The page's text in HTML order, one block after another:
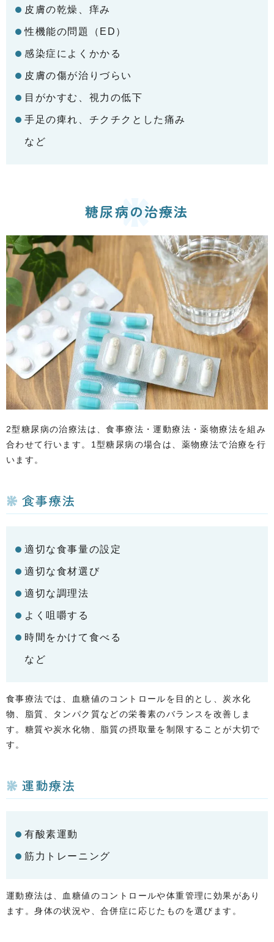
皮膚の乾燥、痒み
性機能の問題（ED）
感染症によくかかる
皮膚の傷が治りづらい
目がかすむ、視力の低下
手足の痺れ、チクチクとした痛み
など
糖尿病の治療法
2型糖尿病の治療法は、食事療法・運動療法・薬物療法を組み
合わせて行います。1型糖尿病の場合は、薬物療法で治療を行
います。
食事療法
適切な食事量の設定
適切な食材選び
適切な調理法
よく咀嚼する
時間をかけて食べる
など
食事療法では、血糖値のコントロールを目的とし、炭水化
物、脂質、タンパク質などの栄養素のバランスを改善しま
す。糖質や炭水化物、脂質の摂取量を制限することが大切で
す。
運動療法
有酸素運動
筋力トレーニング
運動療法は、血糖値のコントロールや体重管理に効果があり
ます。身体の状況や、合併症に応じたものを選びます。